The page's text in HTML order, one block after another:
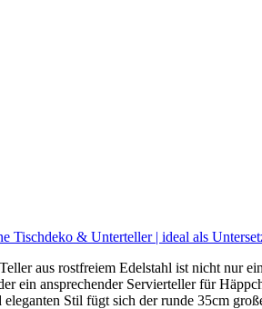
& Unterteller | ideal als
rostfreiem Edelstahl ist nicht nur
ein ansprechender Servierteller für
Stil fügt sich der runde 35cm